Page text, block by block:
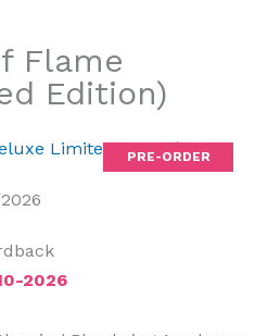
Flame
Edition)
PRE-ORDER
2026